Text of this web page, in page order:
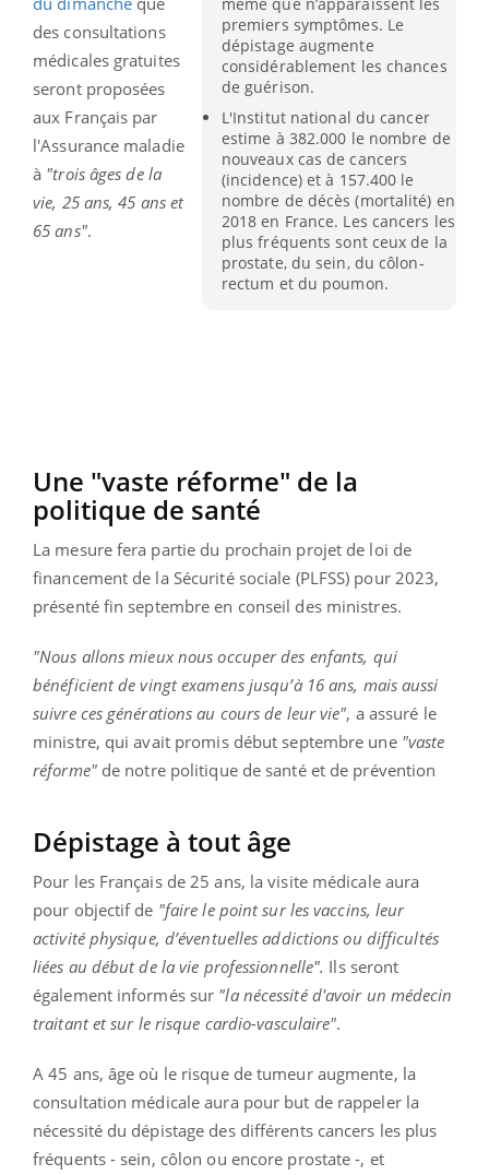
premiers symptômes. Le
dépistage augmente
considérablement les chances
de guérison.
L'Institut national du cancer
estime à 382.000 le nombre de
nouveaux cas de cancers
(incidence) et à 157.400 le
nombre de décès (mortalité) en
2018 en France. Les cancers les
plus fréquents sont ceux de la
prostate, du sein, du côlon-
rectum et du poumon.
des consultations
médicales gratuites
seront proposées
aux Français par
l'Assurance maladie
à "trois âges de la
vie, 25 ans, 45 ans et
65 ans".
Une "vaste réforme" de la
politique de santé
La mesure fera partie du prochain projet de loi de
financement de la Sécurité sociale (PLFSS) pour 2023,
présenté fin septembre en conseil des ministres.
"Nous allons mieux nous occuper des enfants, qui
bénéficient de vingt examens jusqu’à 16 ans, mais aussi
suivre ces générations au cours de leur vie", a assuré le
ministre, qui avait promis début septembre une "vaste
réforme"de notre politique de santé et de prévention
Dépistage à tout âge
Pour les Français de 25 ans, la visite médicale aura
pour objectif de "faire le point sur les vaccins, leur
activité physique, d’éventuelles addictions ou difficultés
liées au début de la vie professionnelle". Ils seront
également informés sur "la nécessité d'avoir un médecin
traitant et sur le risque cardio-vasculaire".
A 45 ans, âge où le risque de tumeur augmente, la
consultation médicale aura pour but de rappeler la
nécessité du dépistage des différents cancers les plus
fréquents - sein, côlon ou encore prostate -, et